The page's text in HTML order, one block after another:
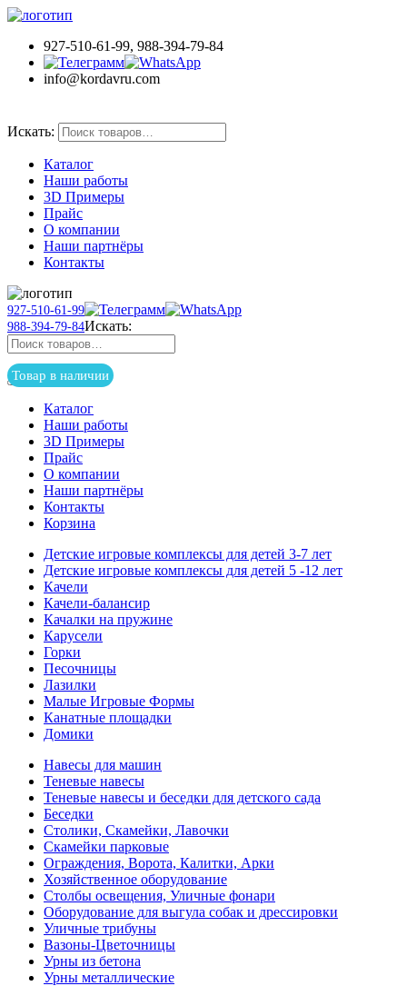
927-510-61-99, 988-394-79-84
info@kordavru.com
Искать:
Каталог
Наши работы
3D Примеры
Прайс
О компании
Наши партнёры
Контакты
927-510-61-99
988-394-79-84Искать:
Товар в наличии
Каталог
Наши работы
3D Примеры
Прайс
О компании
Наши партнёры
Контакты
Корзина
Детские игровые комплексы для детей 3-7 лет
Детские игровые комплексы для детей 5 -12 лет
Качели
Качели-балансир
Качалки на пружине
Карусели
Горки
Песочницы
Лазилки
Малые Игровые Формы
Канатные площадки
Домики
Навесы для машин
Теневые навесы
Теневые навесы и беседки для детского сада
Беседки
Столики, Скамейки, Лавочки
Скамейки парковые
Ограждения, Ворота, Калитки, Арки
Хозяйственное оборудование
Столбы освещения, Уличные фонари
Оборудование для выгула собак и дрессировки
Уличные трибуны
Вазоны-Цветочницы
Урны из бетона
Урны металлические